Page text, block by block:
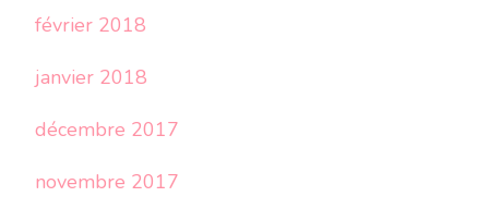
février 2018
janvier 2018
décembre 2017
novembre 2017